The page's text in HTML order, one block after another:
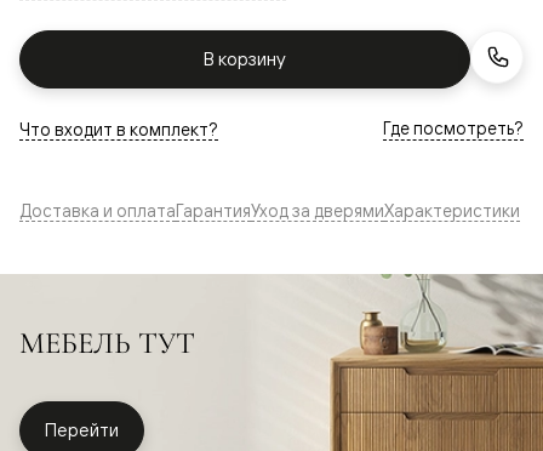
В корзину
Что входит в комплект? Где посмотреть?
Доставка и оплатаГарантияУход за дверямиХарактеристики
МЕБЕЛЬ ТУТ
Перейти